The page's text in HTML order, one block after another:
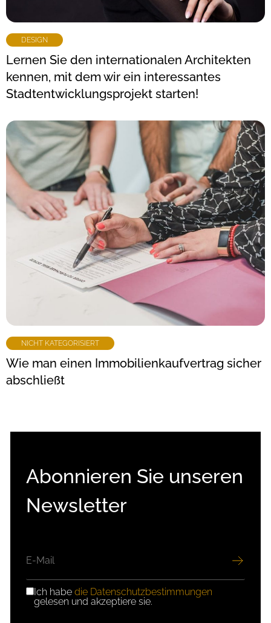
DESIGN
Lernen Sie den internationalen Architekten
kennen, mit dem wir ein interessantes
Stadtentwicklungsprojekt starten!
NICHT KATEGORISIERT
Wie man einen Immobilienkaufvertrag sicher
abschließt
Abonnieren Sie unseren
Newsletter
MAIL
DSGVO-
EINWILLIGUNG
Ich habe die Datenschutzbestimmungen
gelesen und akzeptiere sie.